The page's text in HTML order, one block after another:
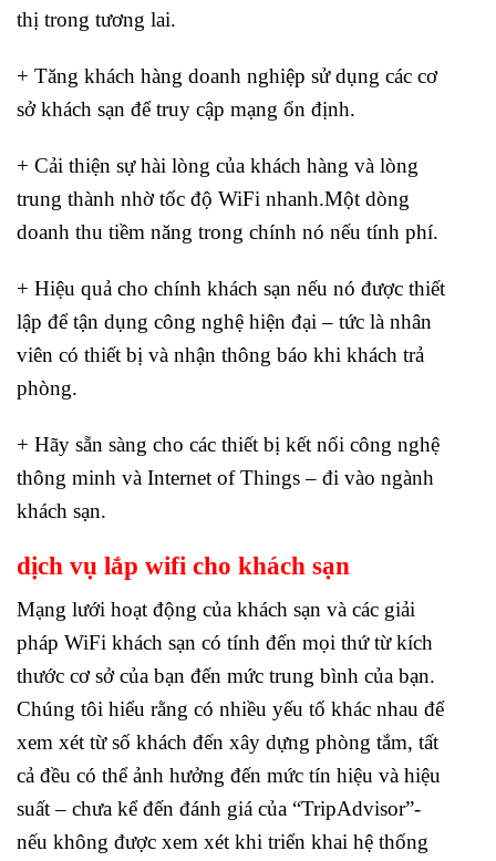
thị trong tương lai.
+ Tăng khách hàng doanh nghiệp sử dụng các cơ
sở khách sạn để truy cập mạng ổn định.
+ Cải thiện sự hài lòng của khách hàng và lòng
trung thành nhờ tốc độ WiFi nhanh.Một dòng
doanh thu tiềm năng trong chính nó nếu tính phí.
+ Hiệu quả cho chính khách sạn nếu nó được thiết
lập để tận dụng công nghệ hiện đại – tức là nhân
viên có thiết bị và nhận thông báo khi khách trả
phòng.
+ Hãy sẵn sàng cho các thiết bị kết nối công nghệ
thông minh và Internet of Things – đi vào ngành
khách sạn.
dịch vụ lắp wifi cho khách sạn
Mạng lưới hoạt động của khách sạn và các giải
pháp WiFi khách sạn có tính đến mọi thứ từ kích
thước cơ sở của bạn đến mức trung bình của bạn.
Chúng tôi hiểu rằng có nhiều yếu tố khác nhau để
xem xét từ số khách đến xây dựng phòng tắm, tất
cả đều có thể ảnh hưởng đến mức tín hiệu và hiệu
suất – chưa kể đến đánh giá của “TripAdvisor”-
nếu không được xem xét khi triển khai hệ thống